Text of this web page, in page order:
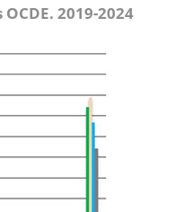
2019-2024